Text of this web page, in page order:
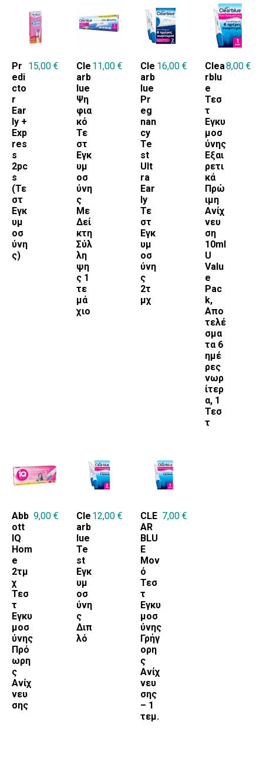
Pr
edi
cto
r
Ear
ly +
Exp
res
s
2pc
s
(Τε
στ
Εγκ
υμ
οσ
ύνη
ς)
15,00 €
Cle
arb
lue
Ψη
φια
κό
Τε
στ
Εγκ
υμ
οσ
ύνη
ς
Με
Δεί
κτη
Σύλ
λη
ψη
ς 1
τε
μά
χιο
11,00 €
Cle
arb
lue
Pr
eg
nan
cy
Te
st
Ult
ra
Ear
ly
Τε
στ
Εγκ
υμ
οσ
ύνη
ς
2τ
μχ
16,00 €
Clea
rblu
e
Τεσ
τ
Εγκυ
μοσ
ύνης
Εξαι
ρετι
κά
Πρώ
ιμη
Ανίχ
νευ
ση
10mI
U
Valu
e
Pac
k,
Απο
τελέ
σμα
τα 6
ημέ
ρες
νωρ
ίτερ
α, 1
Τεσ
τ
8,00 €
Abb
ott
IQ
Hom
e
2τμ
χ
Τεσ
τ
Εγκυ
μοσ
ύνης
Πρό
ωρη
ς
Ανίχ
νευ
σης
9,00 €
Cle
arb
lue
Te
st
Εγκ
υμ
οσ
ύνη
ς
Διπ
λό
12,00 €
CLE
AR
BLU
E
Μον
ό
Τεσ
τ
Εγκυ
μοσ
ύνης
Γρήγ
ορη
ς
Ανίχ
νευ
σης
– 1
τεμ.
7,00 €